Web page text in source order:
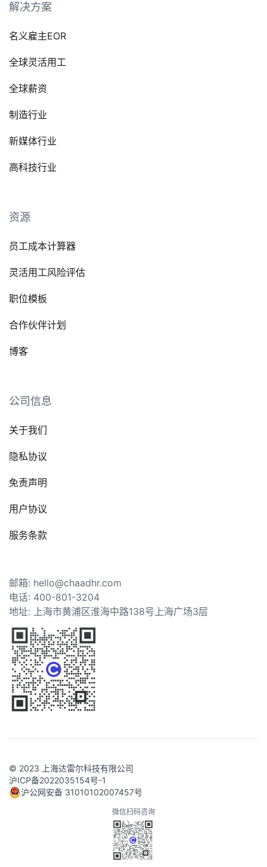
解决方案
名义雇主EOR
全球灵活用工
全球薪资
制造行业
新媒体行业
高科技行业
资源
员工成本计算器
灵活用工风险评估
职位模板
合作伙伴计划
博客
公司信息
关于我们
隐私协议
免责声明
用户协议
服务条款
邮箱: hello@chaadhr.com
电话: 400-801-3204
地址: 上海市黄浦区淮海中路138号上海广场3层
© 2023 上海达雷尔科技有限公司
沪ICP备2022035154号-1
沪公网安备 31010102007457号
微信扫码咨询